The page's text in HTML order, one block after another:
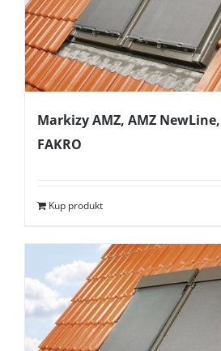
Markizy AMZ, AMZ
FAKRO
Kup produkt